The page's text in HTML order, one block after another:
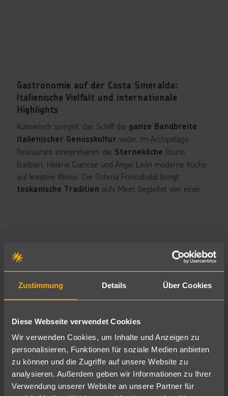
Zustimmung Details Über Cookies
Diese Webseite verwendet Cookies
Wir verwenden Cookies, um Inhalte und Anzeigen zu
personalisieren, Funktionen für soziale Medien anbieten
zu können und die Zugriffe auf unsere Website zu
analysieren. Außerdem geben wir Informationen zu Ihrer
Verwendung unserer Website an unsere Partner für
Gastronomie auf der Costa Smeralda:
Italienische Vielfalt und internationale
Highlights
Kulinarisch spiegelt das Schiff die ganze Bandbreite
italienischer Genusskultur wider. Im Archipelago
Restaurant interpretieren die Sterneköche Bruno
Barbieri, Hélène Darroze und Ángel León moderne Küche
auf kreative Weise. Die Osteria Frescobaldi bringt
toskanische Tradition aufs Meer, begleitet von einer
Buffetrestaurant La Sagra dei Sapori. Im Green Healthy
Food-Bereich findest duausgewogene Bowls, Salate
und frisches Obst
Costa, die Gelateria Amarillo oder die
Spazio Bollicine, dieSettimo Cielo Bar oder das
Caffè Vergnano 1882 auf der Piazza Colosseo runden
das Angebot stilvoll ab.